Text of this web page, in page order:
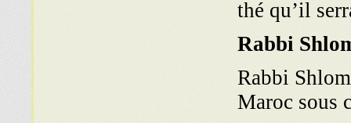
thé qu’il
Rabbi
Rabbi
Maroc sous